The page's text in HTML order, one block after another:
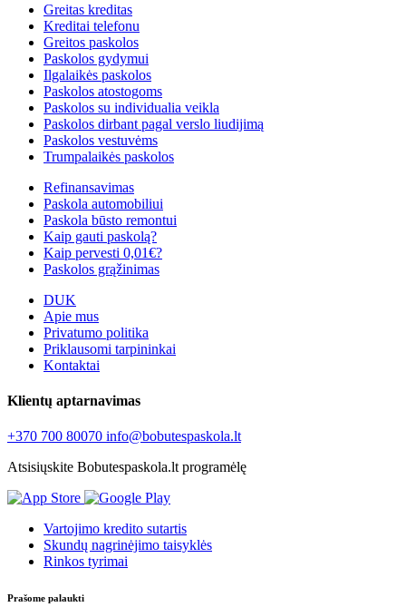
Greitas kreditas
Kreditai telefonu
Greitos paskolos
Paskolos gydymui
Ilgalaikės paskolos
Paskolos atostogoms
Paskolos su individualia veikla
Paskolos dirbant pagal verslo liudijimą
Paskolos vestuvėms
Trumpalaikės paskolos
Refinansavimas
Paskola automobiliui
Paskola būsto remontui
Kaip gauti paskolą?
Kaip pervesti 0,01€?
Paskolos grąžinimas
DUK
Apie mus
Privatumo politika
Priklausomi tarpininkai
Kontaktai
Klientų aptarnavimas
+370 700 80070 info@bobutespaskola.lt
Atsisiųskite Bobutespaskola.lt programėlę
Vartojimo kredito sutartis
Skundų nagrinėjimo taisyklės
Rinkos tyrimai
Prašome palaukti